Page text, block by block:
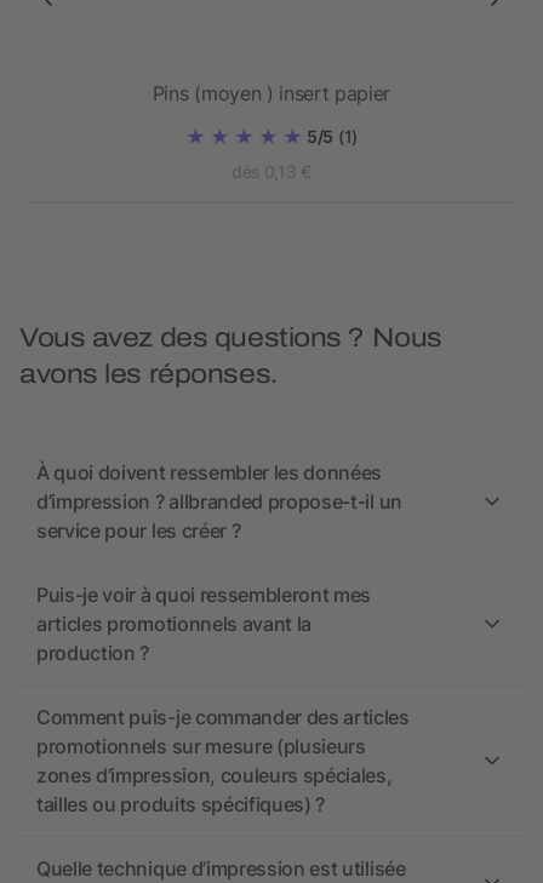
Pins (moyen ) insert papier
5/5 (1)
dès 0,13 €
Vous avez des questions ? Nous
avons les réponses.
À quoi doivent ressembler les données
d’impression ? allbranded propose-t-il un
service pour les créer ?
Puis-je voir à quoi ressembleront mes
articles promotionnels avant la
production ?
Comment puis-je commander des articles
promotionnels sur mesure (plusieurs
zones d’impression, couleurs spéciales,
tailles ou produits spécifiques) ?
Quelle technique d’impression est utilisée